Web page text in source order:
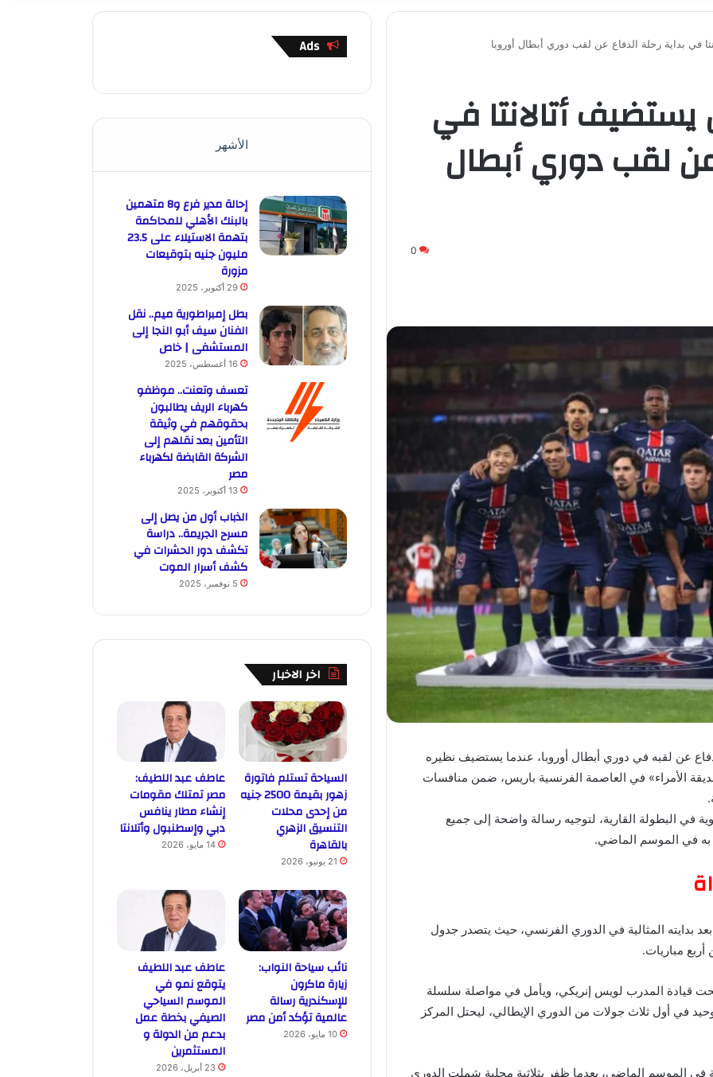
في بداية رحلة الدفاع عن لقب دوري أبطال أوروبا
أتالانتا في
عن لقب دوري أبطال
0
عن لقبه في دوري أبطال أوروبا، عندما يستضيف نظيره
الأمراء» في العاصمة الفرنسية باريس، ضمن منافسات
في البطولة القارية، لتوجيه رسالة واضحة إلى جميع
به في الموسم الماضي.
بدايته المثالية في الدوري الفرنسي، حيث يتصدر جدول
قيادة المدرب لويس إنريكي، ويأمل في مواصلة سلسلة
في أول ثلاث جولات من الدوري الإيطالي، ليحتل المركز
الموسم الماضي، بعدما ظفر بثلاثية محلية شملت الدوري
Ads
الأشهر
إحالة مدير فرع و8 متهمين
بالبنك الأهلي للمحاكمة
بتهمة الاستيلاء على 23.5
مليون جنيه بتوقيعات
مزورة
29 أكتوبر، 2025
بطل إمبراطورية ميم.. نقل
الفنان سيف أبو النجا إلى
المستشفى | خاص
16 أغسطس، 2025
تعسف وتعنت.. موظفو
كهرباء الريف يطالبون
بحقوقهم في وثيقة
التأمين بعد نقلهم إلى
الشركة القابضة لكهرباء
مصر
13 أكتوبر، 2025
الذباب أول من يصل إلى
مسرح الجريمة.. دراسة
تكشف دور الحشرات في
كشف أسرار الموت
5 نوفمبر، 2025
اخر الاخبار
السياحة تستلم فاتورة
زهور بقيمة 2500 جنيه
من إحدى محلات
التنسيق الزهري
بالقاهرة
21 يونيو، 2026
عاطف عبد اللطيف:
مصر تمتلك مقومات
إنشاء مطار ينافس
دبي وإسطنبول وأتلانتا
14 مايو، 2026
نائب سياحة النواب:
زيارة ماكرون
للإسكندرية رسالة
عالمية تؤكد أمن مصر
10 مايو، 2026
عاطف عبد اللطيف
يتوقع نمو في
الموسم السياحي
الصيفي بخطة عمل
بدعم من الدولة و
المستثمرين
23 أبريل، 2026